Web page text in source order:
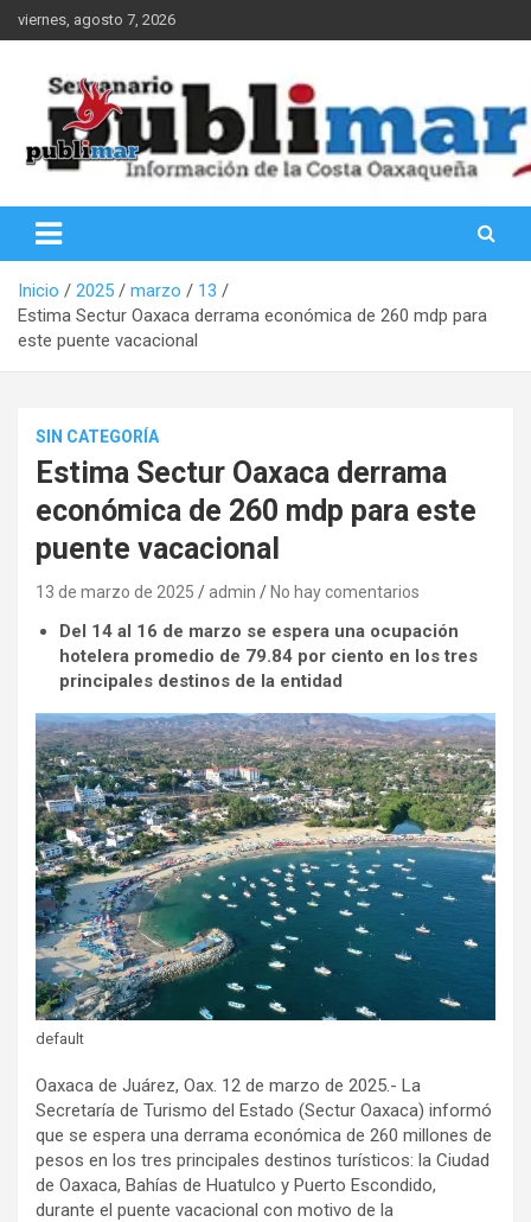
Saltar
al
viernes, agosto 7, 2026
PubliMar
Inicio 2025 marzo
13
Estima Sectur Oaxaca derrama económica de 260 mdp para
este puente vacacional
SIN CATEGORÍA
Estima Sectur Oaxaca derrama
económica de 260 mdp para este
puente vacacional
13 de marzo de 2025 admin No hay comentarios
Del 14 al 16 de marzo se espera una ocupación
hotelera promedio de 79.84 por ciento en los tres
principales destinos de la entidad
default
Oaxaca de Juárez, Oax. 12 de marzo de 2025.- La
Secretaría de Turismo del Estado (Sectur Oaxaca) informó
que se espera una derrama económica de 260 millones de
pesos en los tres principales destinos turísticos: la Ciudad
de Oaxaca, Bahías de Huatulco y Puerto Escondido,
durante el puente vacacional con motivo de la